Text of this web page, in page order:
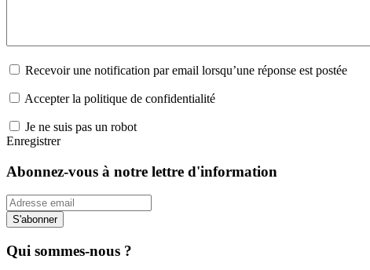
Recevoir une notification par email lorsqu’une réponse est postée
Accepter la politique de confidentialité
Je ne suis pas un robot
Enregistrer
Abonnez-vous à notre lettre d'information
S'abonner
Qui sommes-nous ?